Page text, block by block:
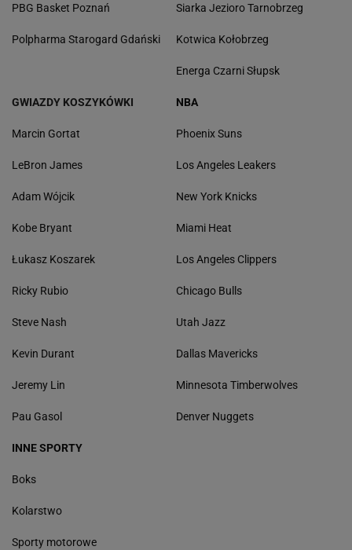
PBG Basket Poznań
Polpharma Starogard Gdański
Siarka Jezioro Tarnobrzeg
Kotwica Kołobrzeg
Energa Czarni Słupsk
GWIAZDY KOSZYKÓWKI
Marcin Gortat
LeBron James
Adam Wójcik
Kobe Bryant
Łukasz Koszarek
Ricky Rubio
Steve Nash
Kevin Durant
Jeremy Lin
Pau Gasol
NBA
Phoenix Suns
Los Angeles Leakers
New York Knicks
Miami Heat
Los Angeles Clippers
Chicago Bulls
Utah Jazz
Dallas Mavericks
Minnesota Timberwolves
Denver Nuggets
INNE SPORTY
Boks
Kolarstwo
Sporty motorowe